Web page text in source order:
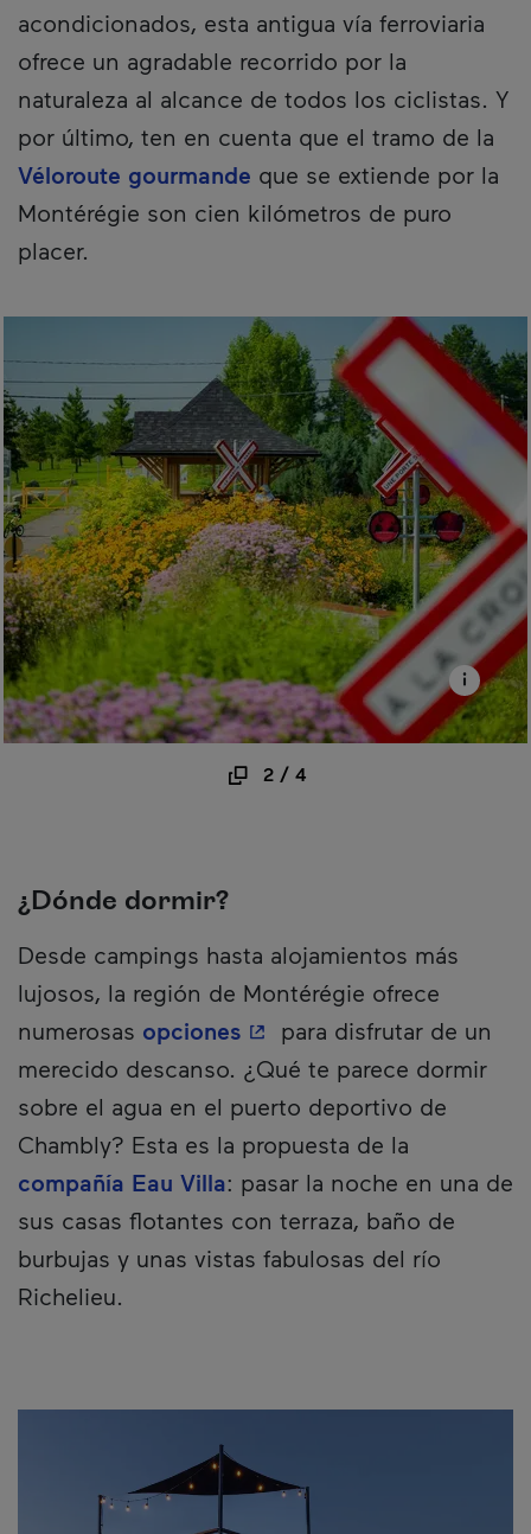
acondicionados, esta antigua vía ferroviaria
ofrece un agradable recorrido por la
naturaleza al alcance de todos los ciclistas. Y
por último, ten en cuenta que el tramo de la
Véloroute gourmande que se extiende por la
Montérégie son cien kilómetros de puro
placer.
2 /4
¿Dónde dormir?
Desde campings hasta alojamientos más
lujosos, la región de Montérégie ofrece
numerosas opciones- Este hipervínculo se
para disfrutar de un
merecido descanso. ¿Qué te parece dormir
sobre el agua en el puerto deportivo de
Chambly? Esta es la propuesta de la
compañía Eau Villa: pasar la noche en una de
sus casas flotantes con terraza, baño de
burbujas y unas vistas fabulosas del río
Richelieu.